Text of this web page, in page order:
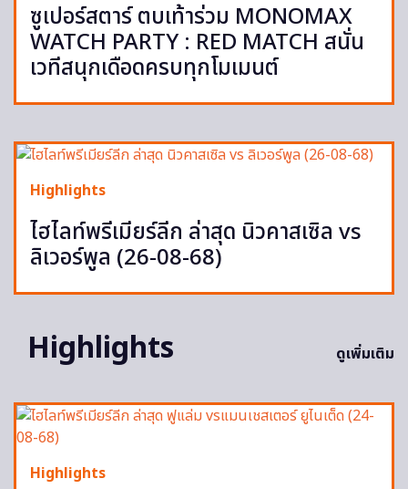
ซูเปอร์สตาร์ ตบเท้าร่วม MONOMAX
WATCH PARTY : RED MATCH สนั่น
เวทีสนุกเดือดครบทุกโมเมนต์
Highlights
ไฮไลท์พรีเมียร์ลีก ล่าสุด นิวคาสเซิล vs
ลิเวอร์พูล (26-08-68)
Highlights ดูเพิ่มเติม
Highlights